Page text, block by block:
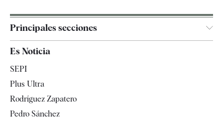
Principales secciones
España
Televisión
Es Noticia
SEPI
Plus Ultra
Rodríguez Zapatero
Pedro Sánchez